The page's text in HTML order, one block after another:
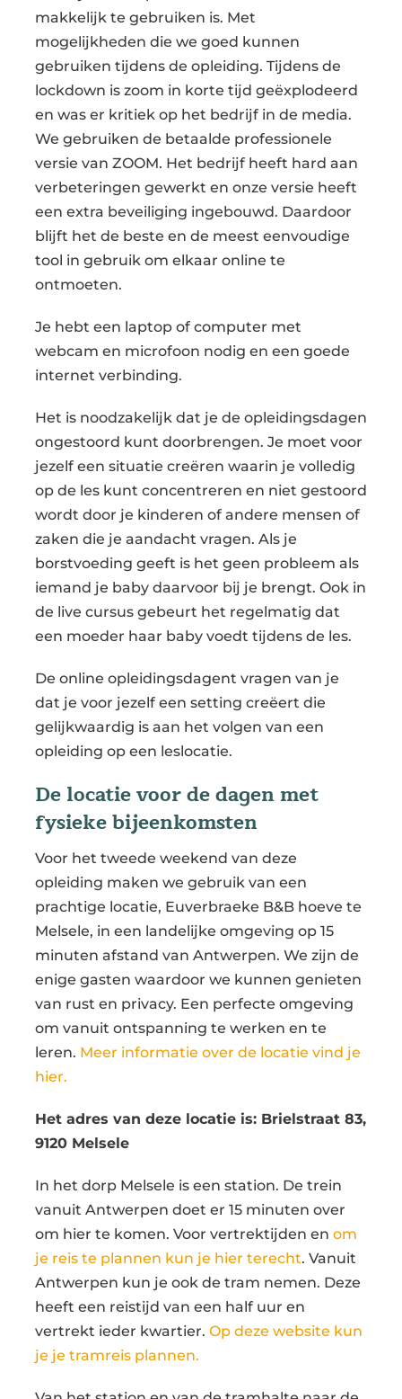
makkelijk te gebruiken is. Met
mogelijkheden die we goed kunnen
gebruiken tijdens de opleiding. Tijdens de
lockdown is zoom in korte tijd geëxplodeerd
en was er kritiek op het bedrijf in de media.
We gebruiken de betaalde professionele
versie van ZOOM. Het bedrijf heeft hard aan
verbeteringen gewerkt en onze versie heeft
een extra beveiliging ingebouwd. Daardoor
blijft het de beste en de meest eenvoudige
tool in gebruik om elkaar online te
ontmoeten.
Je hebt een laptop of computer met
webcam en microfoon nodig en een goede
internet verbinding.
Het is noodzakelijk dat je de opleidingsdagen
ongestoord kunt doorbrengen. Je moet voor
jezelf een situatie creëren waarin je volledig
op de les kunt concentreren en niet gestoord
wordt door je kinderen of andere mensen of
zaken die je aandacht vragen. Als je
borstvoeding geeft is het geen probleem als
iemand je baby daarvoor bij je brengt. Ook in
de live cursus gebeurt het regelmatig dat
een moeder haar baby voedt tijdens de les.
De online opleidingsdagent vragen van je
dat je voor jezelf een setting creëert die
gelijkwaardig is aan het volgen van een
opleiding op een leslocatie.
De locatie voor de dagen met
fysieke bijeenkomsten
Voor het tweede weekend van deze
opleiding maken we gebruik van een
prachtige locatie, Euverbraeke B&B hoeve te
Melsele, in een landelijke omgeving op 15
minuten afstand van Antwerpen. We zijn de
enige gasten waardoor we kunnen genieten
van rust en privacy. Een perfecte omgeving
om vanuit ontspanning te werken en te
leren. Meer informatie over de locatie vind je
hier.
Het adres van deze locatie is: Brielstraat 83,
9120 Melsele
In het dorp Melsele is een station. De trein
vanuit Antwerpen doet er 15 minuten over
om hier te komen. Voor vertrektijden en om
je reis te plannen kun je hier terecht. Vanuit
Antwerpen kun je ook de tram nemen. Deze
heeft een reistijd van een half uur en
vertrekt ieder kwartier. Op deze website kun
je je tramreis plannen.